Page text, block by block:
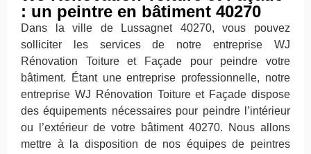
: un peintre en bâtiment 40270
Dans la ville de Lussagnet 40270, vous pouvez
solliciter les services de notre entreprise WJ
Rénovation Toiture et Façade pour peindre votre
bâtiment. Étant une entreprise professionnelle, notre
entreprise WJ Rénovation Toiture et Façade dispose
des équipements nécessaires pour peindre l’intérieur
ou l’extérieur de votre bâtiment 40270. Nous allons
mettre à la disposition de nos équipes de peintres